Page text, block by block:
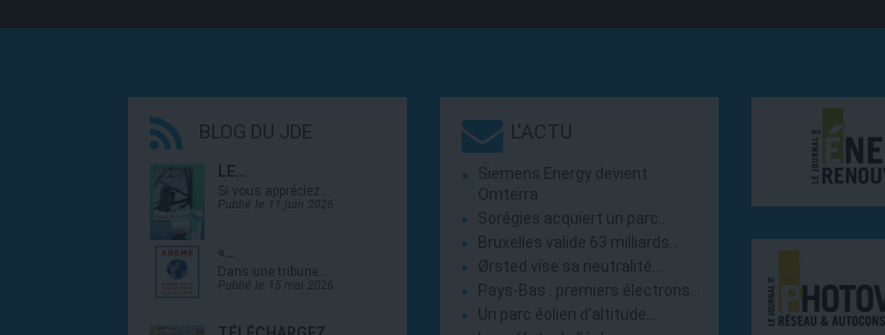
BLOG DU JDE
LE…
Si vous appréciez…
Publié le 11 juin 2026
«…
Dans une tribune…
Publié le 15 mai 2026
L'ACTU
Siemens Energy devient
Omterra
Sorégies acquiert un parc…
Bruxelles valide 63 milliards…
Ørsted vise sa neutralité…
Pays-Bas : premiers électrons…
Un parc éolien d’altitude…